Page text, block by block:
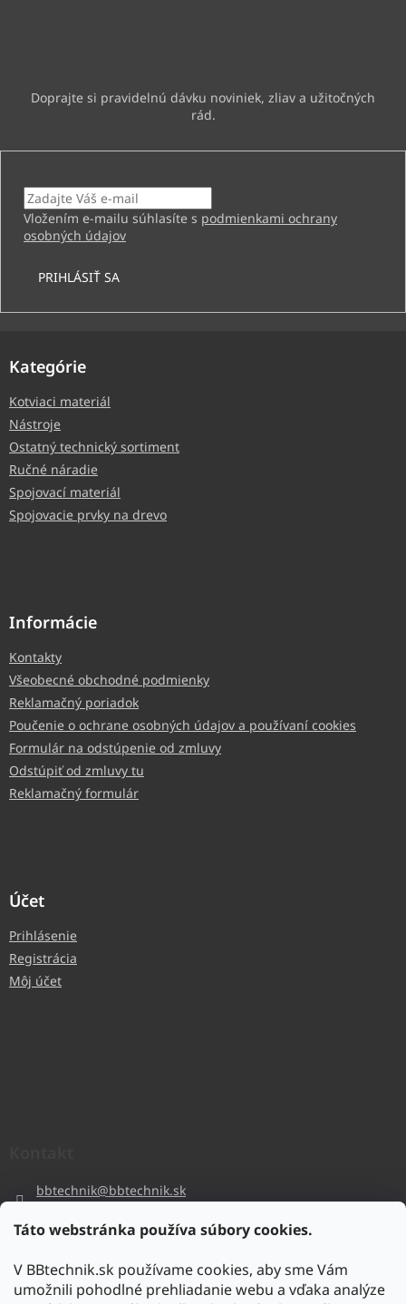
Táto webstránka používa súbory cookies.
V BBtechnik.sk používame cookies, aby sme Vám
umožnili pohodlné prehliadanie webu a vďaka analýze
Vložením e-mailu súhlasíte s podmienkami ochrany
osobných údajov
PRIHLÁSIŤ SA
Kategórie
Kotviaci materiál
Nástroje
Ostatný technický sortiment
Ručné náradie
Spojovací materiál
Spojovacie prvky na drevo
Informácie
Kontakty
Všeobecné obchodné podmienky
Reklamačný poriadok
Poučenie o ochrane osobných údajov a používaní cookies
Formulár na odstúpenie od zmluvy
Odstúpiť od zmluvy tu
Reklamačný formulár
Účet
Prihlásenie
Registrácia
Môj účet
bbtechnik@bbtechnik.sk
bbtechnik
https://www.youtube.com/@bb-techniks.r.o.7746